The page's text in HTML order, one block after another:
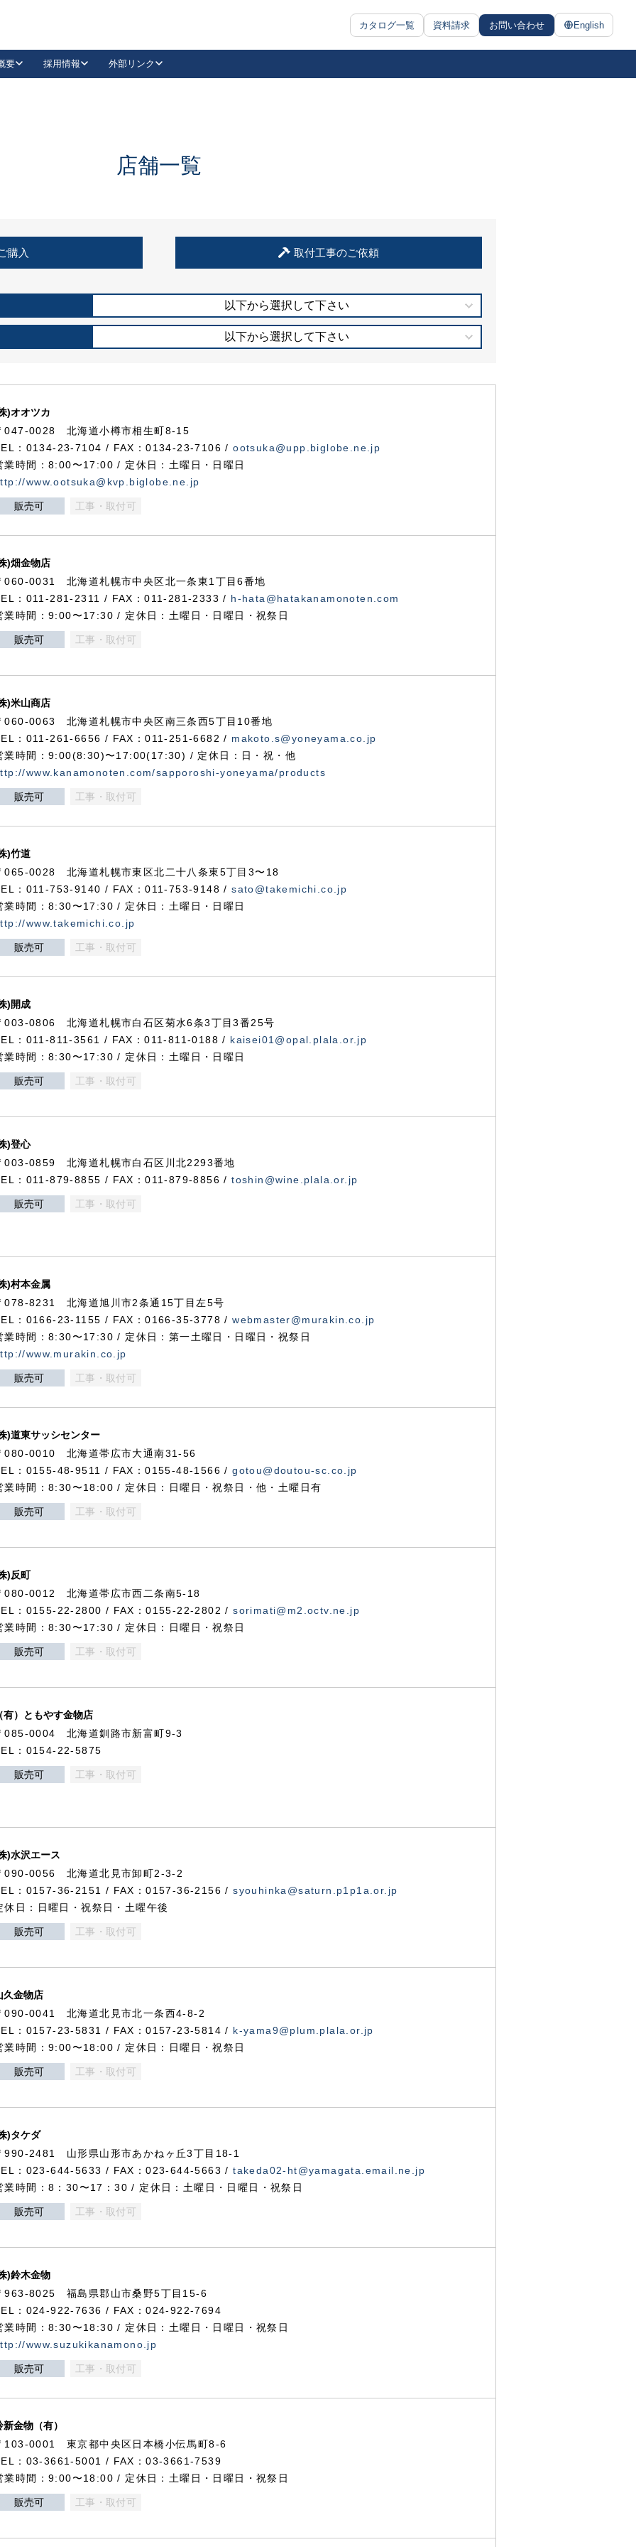
カタログ一覧 資料請求 お問い合わせ English
抗ウイルス・抗菌製品
要 採用情報 外部リンク
LinkedIn
住宅使用部材標準化推進協議会
店舗一覧
購入 取付工事のご依頼
以下から選択して下さい
以下から選択して下さい
)オオツカ
047-0028 北海道小樽市相生町8-15
：0134-23-7104 / FAX：0134-23-7106 /ootsuka@upp.biglobe.ne.jp
業時間：8:00〜17:00 / 定休日：土曜日・日曜日
www.ootsuka@kvp.biglobe.ne.jp
販売可 工事・取付可
)畑金物店
060-0031 北海道札幌市中央区北一条東1丁目6番地
：011-281-2311 / FAX：011-281-2333 / h-hata@hatakanamonoten.com
業時間：9:00〜17:30 / 定休日：土曜日・日曜日・祝祭日
販売可 工事・取付可
)米山商店
060-0063 北海道札幌市中央区南三条西5丁目10番地
：011-261-6656 / FAX：011-251-6682 / makoto.s@yoneyama.co.jp
業時間：9:00(8:30)〜17:00(17:30) / 定休日：日・祝・他
www.kanamonoten.com/sapporoshi-yoneyama/products
販売可 工事・取付可
)竹道
065-0028 北海道札幌市東区北二十八条東5丁目3〜18
：011-753-9140 / FAX：011-753-9148 /sato@takemichi.co.jp
業時間：8:30〜17:30 / 定休日：土曜日・日曜日
www.takemichi.co.jp
販売可 工事・取付可
)開成
003-0806 北海道札幌市白石区菊水6条3丁目3番25号
：011-811-3561 / FAX：011-811-0188 / kaisei01@opal.plala.or.jp
業時間：8:30〜17:30 / 定休日：土曜日・日曜日
販売可 工事・取付可
)登心
003-0859 北海道札幌市白石区川北2293番地
：011-879-8855 / FAX：011-879-8856 /toshin@wine.plala.or.jp
販売可 工事・取付可
)村本金属
078-8231 北海道旭川市2条通15丁目左5号
：0166-23-1155 / FAX：0166-35-3778 /webmaster@murakin.co.jp
業時間：8:30〜17:30 / 定休日：第一土曜日・日曜日・祝祭日
www.murakin.co.jp
販売可 工事・取付可
)道東サッシセンター
080-0010 北海道帯広市大通南31-56
：0155-48-9511 / FAX：0155-48-1566 /gotou@doutou-sc.co.jp
業時間：8:30〜18:00 / 定休日：日曜日・祝祭日・他・土曜日有
販売可 工事・取付可
)反町
080-0012 北海道帯広市西二条南5-18
：0155-22-2800 / FAX：0155-22-2802 /sorimati@m2.octv.ne.jp
業時間：8:30〜17:30 / 定休日：日曜日・祝祭日
販売可 工事・取付可
有）ともやす金物店
085-0004 北海道釧路市新富町9-3
：0154-22-5875
販売可 工事・取付可
)水沢エース
090-0056 北海道北見市卸町2-3-2
：0157-36-2151 / FAX：0157-36-2156 /syouhinka@saturn.p1p1a.or.jp
休日：日曜日・祝祭日・土曜午後
販売可 工事・取付可
久金物店
090-0041 北海道北見市北一条西4-8-2
：0157-23-5831 / FAX：0157-23-5814 / k-yama9@plum.plala.or.jp
業時間：9:00〜18:00 / 定休日：日曜日・祝祭日
販売可 工事・取付可
)タケダ
990-2481 山形県山形市あかねヶ丘3丁目18-1
：023-644-5633 / FAX：023-644-5663 /takeda02-ht@yamagata.email.ne.jp
業時間：8：30〜17：30 / 定休日：土曜日・日曜日・祝祭日
販売可 工事・取付可
)鈴木金物
963-8025 福島県郡山市桑野5丁目15-6
：024-922-7636 / FAX：024-922-7694
業時間：8:30〜18:30 / 定休日：土曜日・日曜日・祝祭日
www.suzukikanamono.jp
販売可 工事・取付可
新金物（有）
103-0001 東京都中央区日本橋小伝馬町8-6
：03-3661-5001 / FAX：03-3661-7539
業時間：9:00〜18:00 / 定休日：土曜日・日曜日・祝祭日
販売可 工事・取付可